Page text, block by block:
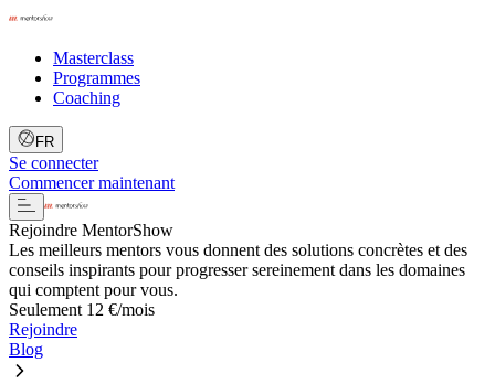
Masterclass
Programmes
Coaching
FR
Se connecter
Commencer maintenant
Rejoindre MentorShow
Les meilleurs mentors vous donnent des solutions concrètes et des
conseils inspirants pour progresser sereinement dans les domaines
qui comptent pour vous.
Seulement 12 €/mois
Rejoindre
Blog